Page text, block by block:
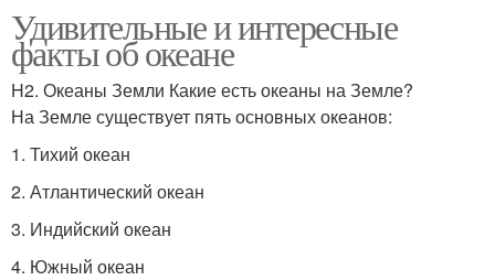
Удивительные и интересные
факты об океане
H2. Океаны Земли Какие есть океаны на Земле?
На Земле существует пять основных океанов:
1. Тихий океан
2. Атлантический океан
3. Индийский океан
4. Южный океан